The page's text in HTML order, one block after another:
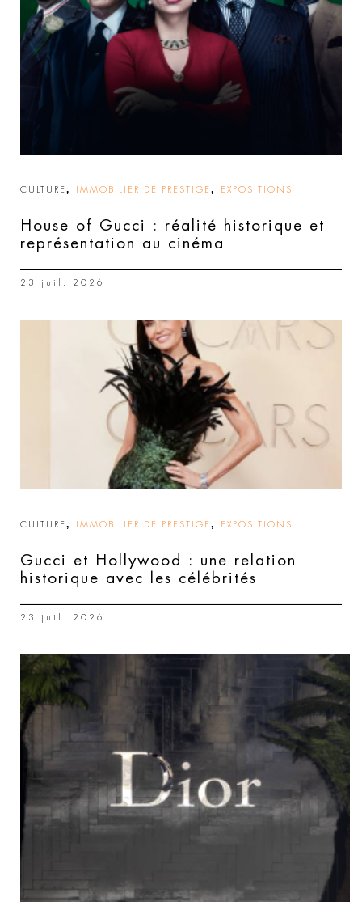
CULTURE , IMMOBILIER DE PRESTIGE , EXPOSITIONS
House of Gucci : réalité historique et
représentation au cinéma
23 juil. 2026
CULTURE , IMMOBILIER DE PRESTIGE , EXPOSITIONS
Gucci et Hollywood : une relation
historique avec les célébrités
23 juil. 2026